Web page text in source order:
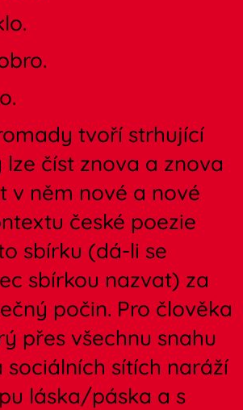
tvoří strhující
číst znova a znova
v něm nové a nové
české poezie
sbírku (dá-li se
sbírkou nazvat) za
počin. Pro člověka
přes všechnu snahu
sociálních sítích naráží
láska/páska a s